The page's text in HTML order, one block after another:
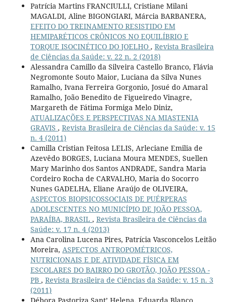
Patrícia Martins FRANCIULLI, Cristiane Milani
MAGALDI, Aline BIGONGIARI, Márcia BARBANERA,
EFEITO DO TREINAMENTO RESISTIDO EM
HEMIPARÉTICOS CRÔNICOS NO EQUILÍBRIO E
TORQUE ISOCINÉTICO DO JOELHO , Revista Brasileira
de Ciências da Saúde: v. 22 n. 2 (2018)
Alessandra Camillo da Silveira Castello Branco, Flávia
Negromonte Souto Maior, Luciana da Silva Nunes
Ramalho, Ivana Ferreira Gorgonio, Josué do Amaral
Ramalho, João Benedito de Figueiredo Vinagre,
Margareth de Fátima Formiga Melo Diniz,
ATUALIZAÇÕES E PERSPECTIVAS NA MIASTENIA
GRAVIS , Revista Brasileira de Ciências da Saúde: v. 15
n. 4 (2011)
Camilla Cristian Feitosa LELIS, Arleciane Emilia de
Azevêdo BORGES, Luciana Moura MENDES, Suellen
Mary Marinho dos Santos ANDRADE, Sandra Maria
Cordeiro Rocha de CARVALHO, Maria do Socorro
Nunes GADELHA, Eliane Araújo de OLIVEIRA,
ASPECTOS BIOPSICOSSOCIAIS DE PUÉRPERAS
ADOLESCENTES NO MUNICÍPIO DE JOÃO PESSOA,
PARAÍBA, BRASIL , Revista Brasileira de Ciências da
Saúde: v. 17 n. 4 (2013)
Ana Carolina Lucena Pires, Patrícia Vasconcelos Leitão
Moreira, ASPECTOS ANTROPOMÉTRICOS,
NUTRICIONAIS E DE ATIVIDADE FÍSICA EM
ESCOLARES DO BAIRRO DO GROTÃO, JOÃO PESSOA -
PB , Revista Brasileira de Ciências da Saúde: v. 15 n. 3
(2011)